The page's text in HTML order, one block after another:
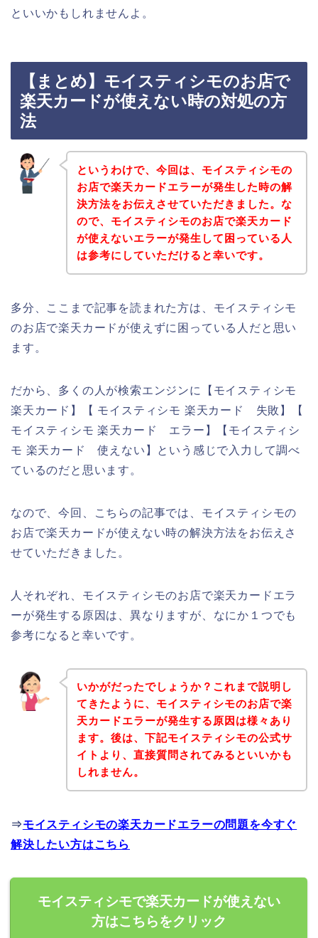
といいかもしれませんよ。
【まとめ】モイスティシモのお店で
楽天カードが使えない時の対処の方
法
というわけで、今回は、モイスティシモの
お店で楽天カードエラーが発生した時の解
決方法をお伝えさせていただきました。な
ので、モイスティシモのお店で楽天カード
が使えないエラーが発生して困っている人
は参考にしていただけると幸いです。
多分、ここまで記事を読まれた方は、モイスティシモ
のお店で楽天カードが使えずに困っている人だと思い
ます。
だから、多くの人が検索エンジンに【モイスティシモ
楽天カード】【 モイスティシモ 楽天カード 失敗】【
モイスティシモ 楽天カード エラー】【モイスティシ
モ 楽天カード 使えない】という感じで入力して調べ
ているのだと思います。
なので、今回、こちらの記事では、モイスティシモの
お店で楽天カードが使えない時の解決方法をお伝えさ
せていただきました。
人それぞれ、モイスティシモのお店で楽天カードエラ
ーが発生する原因は、異なりますが、なにか１つでも
参考になると幸いです。
いかがだったでしょうか？これまで説明し
てきたように、モイスティシモのお店で楽
天カードエラーが発生する原因は様々あり
ます。後は、下記モイスティシモの公式サ
イトより、直接質問されてみるといいかも
しれません。
⇒モイスティシモの楽天カードエラーの問題を今すぐ
解決したい方はこちら
モイスティシモで楽天カードが使えない
方はこちらをクリック